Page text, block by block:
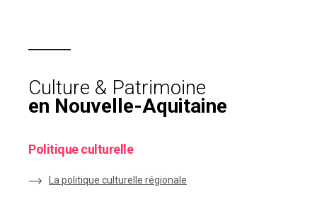
Culture & Patrimoine
en Nouvelle-Aquitaine
Politique culturelle
La politique culturelle régionale